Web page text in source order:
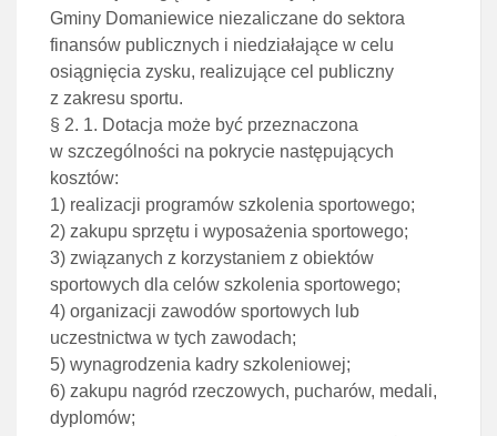
Gminy Domaniewice niezaliczane do sektora
finansów publicznych i niedziałające w celu
osiągnięcia zysku, realizujące cel publiczny
z zakresu sportu.
§ 2. 1. Dotacja może być przeznaczona
w szczególności na pokrycie następujących
kosztów:
1) realizacji programów szkolenia sportowego;
2) zakupu sprzętu i wyposażenia sportowego;
3) związanych z korzystaniem z obiektów
sportowych dla celów szkolenia sportowego;
4) organizacji zawodów sportowych lub
uczestnictwa w tych zawodach;
5) wynagrodzenia kadry szkoleniowej;
6) zakupu nagród rzeczowych, pucharów, medali,
dyplomów;